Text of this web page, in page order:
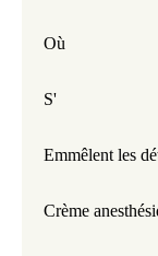
Où
S'
Emmêlent les
Crème